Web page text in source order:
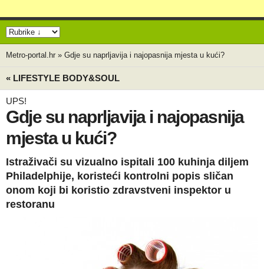
Metro-portal.hr » Gdje su naprljavija i najopasnija mjesta u kući?
« LIFESTYLE BODY&SOUL
UPS!
Gdje su naprljavija i najopasnija
mjesta u kući?
Istraživači su vizualno ispitali 100 kuhinja diljem
Philadelphije, koristeći kontrolni popis sličan
onom koji bi koristio zdravstveni inspektor u
restoranu